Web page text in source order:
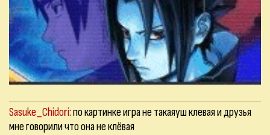
Sasuke_Chidori: по картинке игра не такаяуш клевая и друзья
мне говорили что она не клёвая